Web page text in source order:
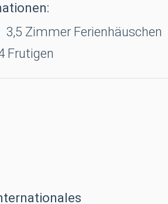
3,5 Zimmer Ferienhäuschen
Frutigen